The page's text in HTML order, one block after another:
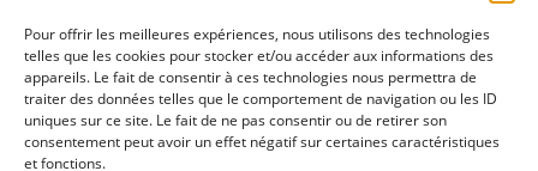
Pour offrir les meilleures expériences, nous utilisons des technologies
telles que les cookies pour stocker et/ou accéder aux informations des
appareils. Le fait de consentir à ces technologies nous permettra de
traiter des données telles que le comportement de navigation ou les ID
uniques sur ce site. Le fait de ne pas consentir ou de retirer son
consentement peut avoir un effet négatif sur certaines caractéristiques
et fonctions.